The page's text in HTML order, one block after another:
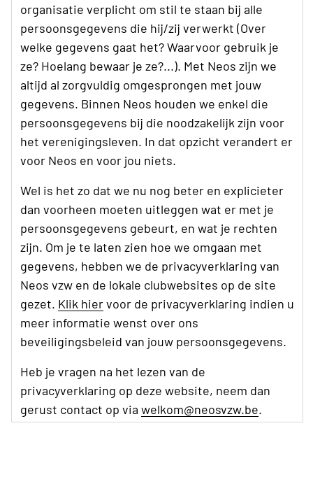
organisatie verplicht om stil te staan bij alle
persoonsgegevens die hij/zij verwerkt (Over
welke gegevens gaat het? Waarvoor gebruik je
ze? Hoelang bewaar je ze?...). Met Neos zijn we
altijd al zorgvuldig omgesprongen met jouw
gegevens. Binnen Neos houden we enkel die
persoonsgegevens bij die noodzakelijk zijn voor
het verenigingsleven. In dat opzicht verandert er
voor Neos en voor jou niets.
Wel is het zo dat we nu nog beter en explicieter
dan voorheen moeten uitleggen wat er met je
persoonsgegevens gebeurt, en wat je rechten
zijn. Om je te laten zien hoe we omgaan met
gegevens, hebben we de privacyverklaring van
Neos vzw en de lokale clubwebsites op de site
gezet. Klik hiervoor de privacyverklaring indien u
meer informatie wenst over ons
beveiligingsbeleid van jouw persoonsgegevens.
Heb je vragen na het lezen van de
privacyverklaring op deze website, neem dan
gerust contact op via welkom@neosvzw.be.